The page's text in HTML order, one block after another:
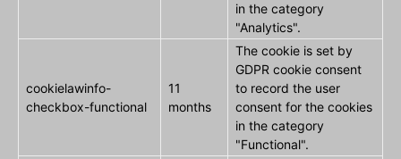
in the category
"Analytics".
cookielawinfo-
checkbox-functional
11
months
The cookie is set by
GDPR cookie consent
to record the user
consent for the cookies
in the category
"Functional".